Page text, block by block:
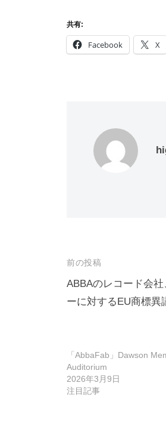
共有:
Facebook X
投
稿
ナ
ー
シ
前の投稿
ABBAのレコード会
ーに対するEU商標異
「AbbaFab」Dawson
Auditorium
2026年3月9日
注目記事